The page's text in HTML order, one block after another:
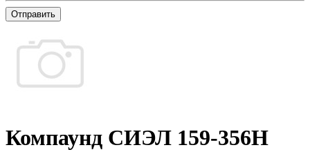
Отправить
Компаунд СИЭЛ 159-356Н